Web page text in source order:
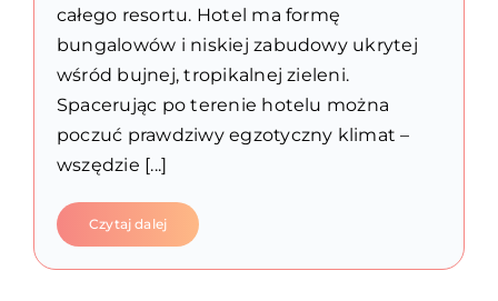
całego resortu. Hotel ma formę
bungalowów i niskiej zabudowy ukrytej
wśród bujnej, tropikalnej zieleni.
Spacerując po terenie hotelu można
poczuć prawdziwy egzotyczny klimat –
wszędzie [...]
Czytaj dalej